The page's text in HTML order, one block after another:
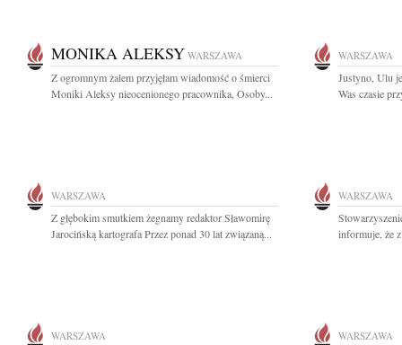
MONIKA ALEKSY WARSZAWA
Z ogromnym żalem przyjęłam wiadomość o śmierci
Moniki Aleksy nieocenionego pracownika, Osoby...
WARSZAWA
Justyno, Ulu
Was czasie
WARSZAWA
Z głębokim smutkiem żegnamy redaktor Sławomirę
Jarocińską kartografa Przez ponad 30 lat związaną...
WARSZAWA
informuje, że
WARSZAWA WARSZAWA